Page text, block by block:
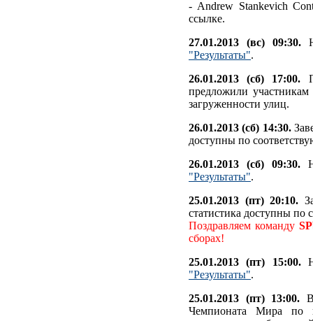
- Andrew Stankevich
ссылке.
27.01.2013 (вс) 09:30.
"Результаты".
26.01.2013 (сб) 17:00.
предложили
загруженности улиц.
26.01.2013 (сб) 14:30.
доступны по
26.01.2013 (сб) 09:30.
"Результаты".
25.01.2013 (пт) 20:10.
статистика доступны по
Поздравляем команду
сборах!
25.01.2013 (пт) 15:00.
"Результаты".
25.01.2013 (пт) 13:00.
Чемпионата Мира по